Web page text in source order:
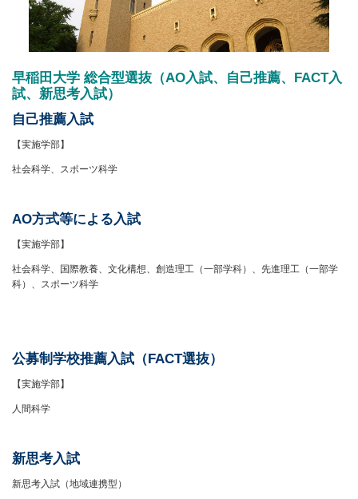
早稲田大学 総合型選抜（AO入試、自己推薦、FACT入
試、新思考入試）
自己推薦入試
【実施学部】
社会科学、スポーツ科学
AO方式等による入試
【実施学部】
社会科学、国際教養、文化構想、創造理工（一部学科）、先進理工（一部学
科）、スポーツ科学
公募制学校推薦入試（FACT選抜）
【実施学部】
人間科学
新思考入試
新思考入試（地域連携型）